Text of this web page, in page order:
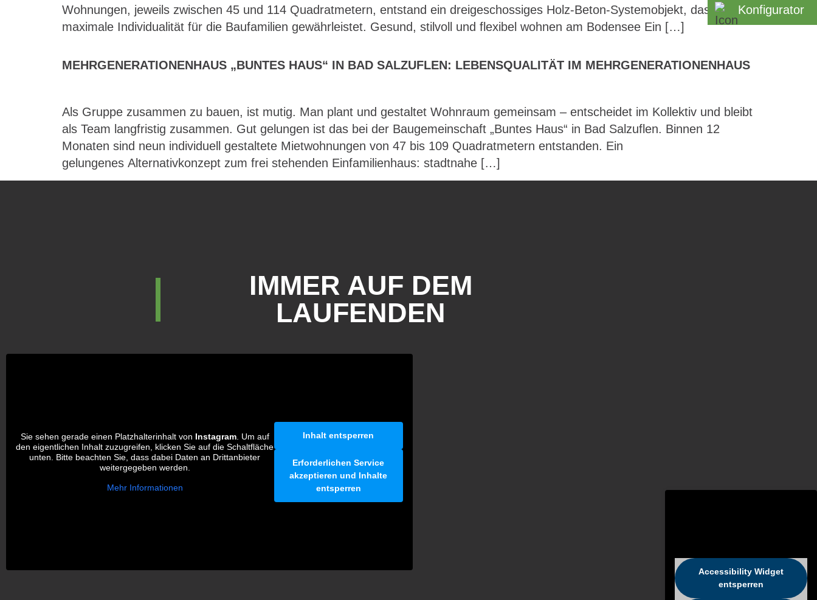
Wohnungen, jeweils zwischen 45 und 114 Quadratmetern, entstand ein dreigeschossiges Holz-Beton-Systemobjekt, das
maximale Individualität für die Baufamilien gewährleistet. Gesund, stilvoll und flexibel wohnen am Bodensee Ein […]
MEHRGENERATIONENHAUS „BUNTES HAUS“ IN BAD SALZUFLEN: LEBENSQUALITÄT IM MEHRGENERATIONENHAUS
Als Gruppe zusammen zu bauen, ist mutig. Man plant und gestaltet Wohnraum gemeinsam – entscheidet im Kollektiv und bleibt
als Team langfristig zusammen. Gut gelungen ist das bei der Baugemeinschaft „Buntes Haus“ in Bad Salzuflen. Binnen 12
Monaten sind neun individuell gestaltete Mietwohnungen von 47 bis 109 Quadratmetern entstanden. Ein
gelungenes Alternativkonzept zum frei stehenden Einfamilienhaus: stadtnahe […]
Konfigurator
IMMER AUF DEM
LAUFENDEN
Sie sehen gerade einen Platzhalterinhalt von Instagram. Um auf
den eigentlichen Inhalt zuzugreifen, klicken Sie auf die Schaltfläche
unten. Bitte beachten Sie, dass dabei Daten an Drittanbieter
weitergegeben werden.
Mehr Informationen
Inhalt entsperren
Erforderlichen Service
akzeptieren und Inhalte
entsperren
Accessibility Widget
entsperren